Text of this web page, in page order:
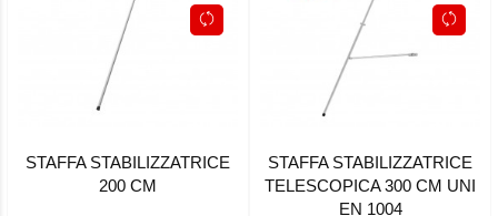
STAFFA STABILIZZATRICE
200 CM
STAFFA STABILIZZATRICE
TELESCOPICA 300 CM UNI
EN 1004